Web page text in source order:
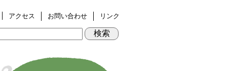
アクセス お問い合わせ リンク